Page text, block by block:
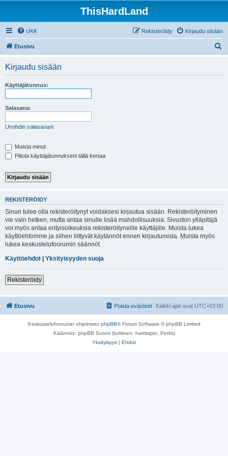
ThisHardLand
UKK Kirjaudu sisään
Rekisteröidy
Etusivu
Kirjaudu sisään
Käyttäjätunnus:
Salasana:
Unohdin salasanani
Muista minut
Piilota käyttäjätunnukseni tällä kertaa
REKISTERÖIDY
Sinun tulee olla rekisteröitynyt voidaksesi kirjautua sisään. Rekisteröityminen
vie vain hetken, mutta antaa sinulle lisää mahdollisuuksia. Sivuston ylläpitäjä
voi myös antaa erityisoikeuksia rekisteröityneille käyttäjille. Muista lukea
käyttöehtomme ja siihen liittyvät käytännöt ennen kirjautumista. Muista myös
lukea keskustelufoorumin säännöt.
Käyttöehdot | Yksityisyyden suoja
Rekisteröidy
Etusivu Kaikki ajat ovat UTC+03:00
Poista evästeet
Keskustelufoorumin ohjelmisto phpBB® Forum Software © phpBB Limited
Käännös: phpBB Suomi (lurttinen, harritapio, Pettis)
Yksityisyys | Ehdot